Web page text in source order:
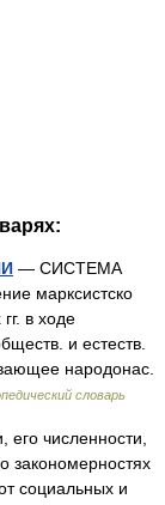
— СИСТЕМА
марксистско
в ходе
и естеств.
народонас.
словарь
численности,
закономерностях
социальных и